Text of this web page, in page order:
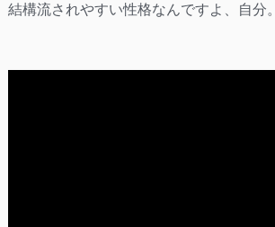
結構流されやすい性格なんですよ、自分。